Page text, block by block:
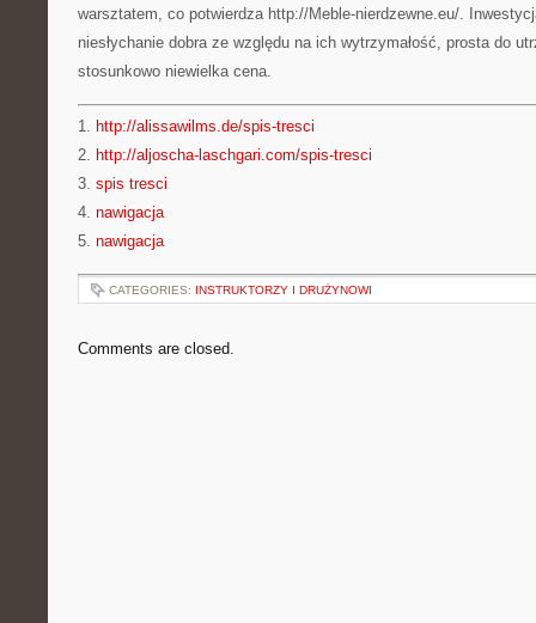
warsztatem, co potwierdza http://Meble-nierdzewne.eu/.
niesłychanie dobra ze względu na ich wytrzymałość, prosta do
stosunkowo niewielka cena.
1. http://alissawilms.de/spis-tresci
2. http://aljoscha-laschgari.com/spis-tresci
3. spis tresci
4. nawigacja
5. nawigacja
CATEGORIES: INSTRUKTORZY I DRUŻYNOWI
Comments are closed.